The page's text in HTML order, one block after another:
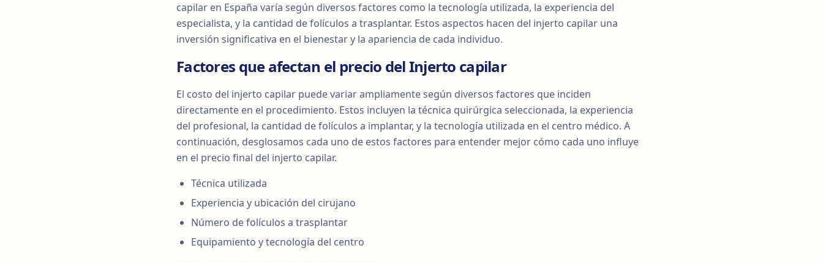
capilar en España varía según diversos factores como la tecnología utilizada, la experiencia del
especialista, y la cantidad de folículos a trasplantar. Estos aspectos hacen del injerto capilar una
inversión significativa en el bienestar y la apariencia de cada individuo.
Factores que afectan el precio del Injerto capilar
El costo del injerto capilar puede variar ampliamente según diversos factores que inciden
directamente en el procedimiento. Estos incluyen la técnica quirúrgica seleccionada, la experiencia
del profesional, la cantidad de folículos a implantar, y la tecnología utilizada en el centro médico. A
continuación, desglosamos cada uno de estos factores para entender mejor cómo cada uno influye
en el precio final del injerto capilar.
Técnica utilizada
Experiencia y ubicación del cirujano
Número de folículos a trasplantar
Equipamiento y tecnología del centro